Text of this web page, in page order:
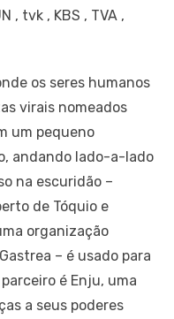
, tvk , KBS , TVA ,
os seres humanos
virais nomeados
um pequeno
andando lado-a-lado
na escuridão –
de Tóquio e
organização
– é usado para
é Enju, uma
a seus poderes